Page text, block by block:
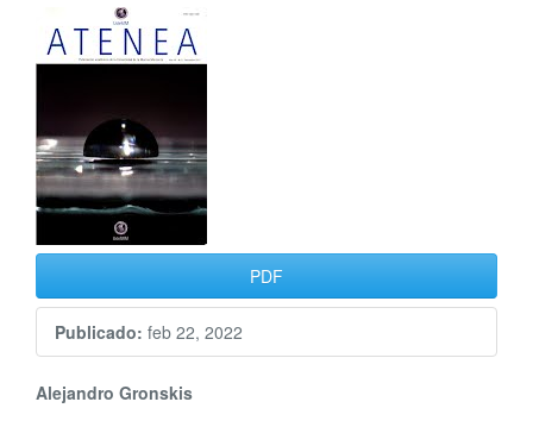
Barra
lateral
del
artículo
PDF
Publicado: feb 22, 2022
Contenido
Alejandro Gronskis